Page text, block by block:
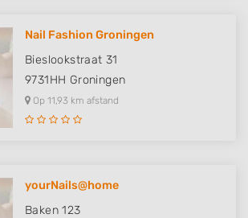
Nail Fashion Groningen
Bieslookstraat 31
9731HH Groningen
Op 11,93 km afstand
yourNails@home
Baken 123